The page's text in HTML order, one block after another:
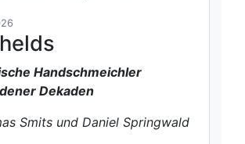
Handschmeichler
Dekaden
Smits und Daniel Springwald